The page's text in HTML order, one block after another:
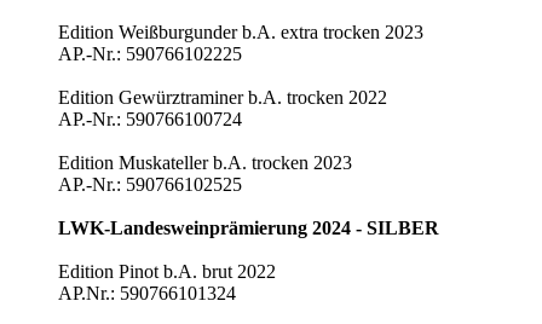
Edition Weißburgunder b.A. extra trocken 2023
AP.-Nr.: 590766102225
Edition Gewürztraminer b.A. trocken 2022
AP.-Nr.: 590766100724
Edition Muskateller b.A. trocken 2023
AP.-Nr.: 590766102525
LWK-Landesweinprämierung 2024 - SILBER
Edition Pinot b.A. brut 2022
AP.Nr.: 590766101324